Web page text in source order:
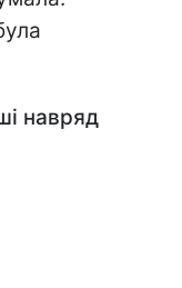
навряд